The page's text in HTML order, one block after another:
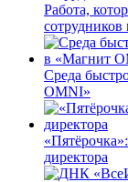
Работа,
Среда
OMNI»
директора